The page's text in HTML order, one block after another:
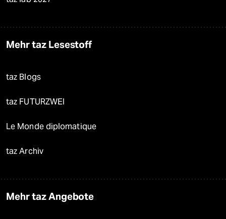
Mehr taz Lesestoff
taz Blogs
taz FUTURZWEI
Le Monde diplomatique
taz Archiv
Mehr taz Angebote